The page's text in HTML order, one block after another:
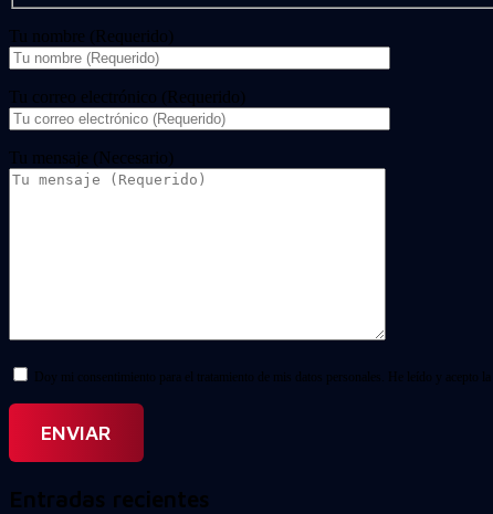
Tu nombre (Requerido)
Tu correo electrónico (Requerido)
Tu mensaje (Necesario)
Doy mi consentimiento para el tratamiento de mis datos personales. He leído y acepto la
Entradas recientes